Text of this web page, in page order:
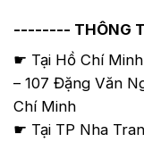
-------- THÔNG
☛ Tại Hồ Chí Minh
– 107 Đặng Văn
Chí Minh
☛ Tại TP Nha